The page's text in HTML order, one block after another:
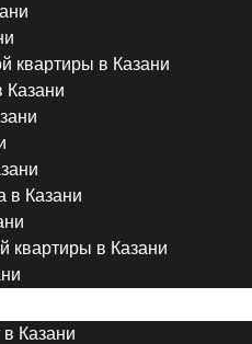
квартиры в Казани
Казани
в Казани
квартиры в Казани
Казани